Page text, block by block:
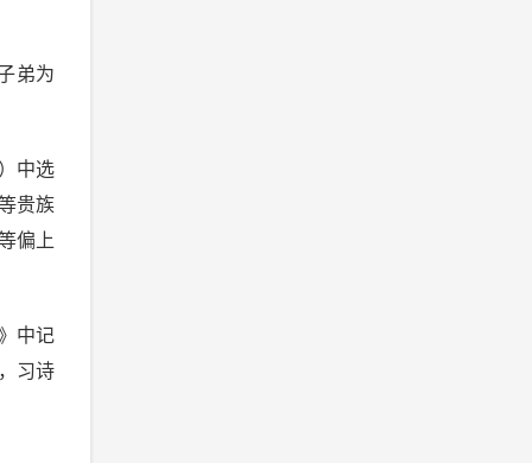
弟为
中选
贵族
偏上
中记
习诗